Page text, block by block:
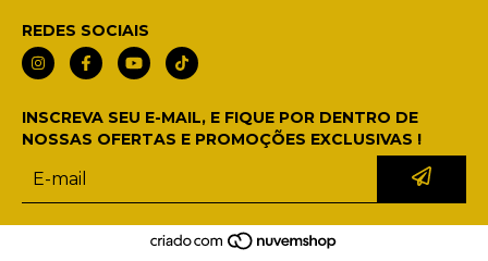
REDES SOCIAIS
INSCREVA SEU E-MAIL, E FIQUE POR DENTRO DE
NOSSAS OFERTAS E PROMOÇÕES EXCLUSIVAS !